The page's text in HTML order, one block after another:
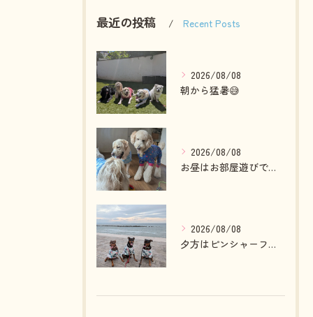
最近の投稿 Recent Posts
2026/08/08
朝から猛暑😅
2026/08/08
お昼はお部屋遊びで夕方はランへ🎵
2026/08/08
夕方はピンシャーファミリーとお散歩へ🎵